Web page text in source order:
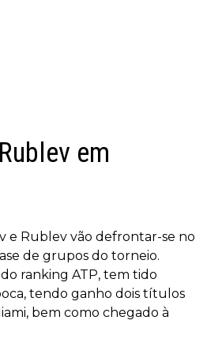
em
e Rublev vão defrontar-se no
de grupos do torneio.
ranking ATP, tem tido
tendo ganho dois títulos
bem como chegado à